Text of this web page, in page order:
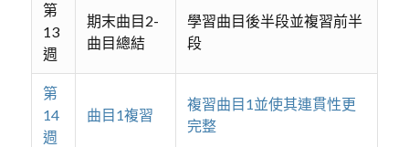
第
13
週
期末曲目2-
曲目總結
學習曲目後半段並複習前半
段
第
14
週
曲目1複習
複習曲目1並使其連貫性更
完整